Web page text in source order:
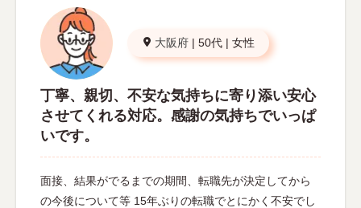
大阪府 | 50代 | 女性
丁寧、親切、不安な気持ちに寄り添い安心
させてくれる対応。感謝の気持ちでいっぱ
いです。
面接、結果がでるまでの期間、転職先が決定してから
の今後について等 15年ぶりの転職でとにかく不安でし